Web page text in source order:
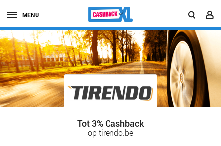
MENU
Tot 3% Cashback
op tirendo.be